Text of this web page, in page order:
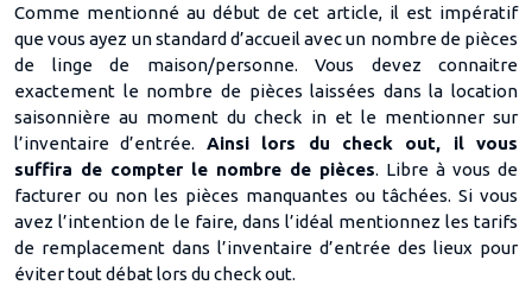
Comme mentionné au début de cet article, il est impératif
que vous ayez un standard d’accueil avec un nombre de pièces
de linge de maison/personne. Vous devez connaitre
exactement le nombre de pièces laissées dans la location
saisonnière au moment du check in et le mentionner sur
l’inventaire d’entrée. Ainsi lors du check out, il vous
suffira de compter le nombre de pièces. Libre à vous de
facturer ou non les pièces manquantes ou tâchées. Si vous
avez l’intention de le faire, dans l’idéal mentionnez les tarifs
de remplacement dans l’inventaire d’entrée des lieux pour
éviter tout débat lors du check out.